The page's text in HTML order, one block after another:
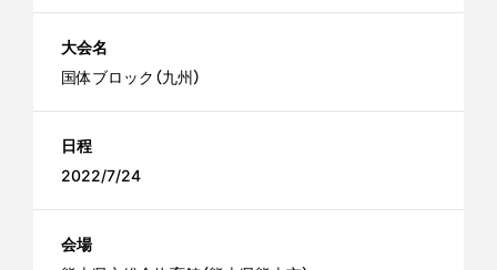
大会名
国体ブロック（九州）
日程
2022/7/24
会場